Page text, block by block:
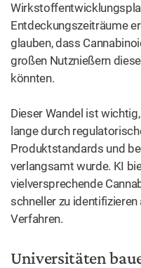
Entdeckungszeiträume
glauben, dass
großen Nutznießern
könnten.
Dieser Wandel ist
lange durch
Produktstandards und
verlangsamt wurde. KI
vielversprechende
schneller zu
Verfahren.
Universitäten